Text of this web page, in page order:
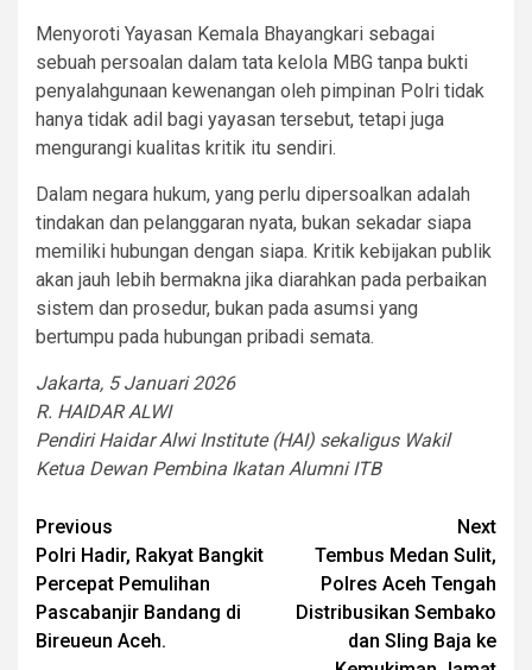
Menyoroti Yayasan Kemala Bhayangkari sebagai
sebuah persoalan dalam tata kelola MBG tanpa bukti
penyalahgunaan kewenangan oleh pimpinan Polri tidak
hanya tidak adil bagi yayasan tersebut, tetapi juga
mengurangi kualitas kritik itu sendiri.
Dalam negara hukum, yang perlu dipersoalkan adalah
tindakan dan pelanggaran nyata, bukan sekadar siapa
memiliki hubungan dengan siapa. Kritik kebijakan publik
akan jauh lebih bermakna jika diarahkan pada perbaikan
sistem dan prosedur, bukan pada asumsi yang
bertumpu pada hubungan pribadi semata.
Jakarta, 5 Januari 2026
R. HAIDAR ALWI
Pendiri Haidar Alwi Institute (HAI) sekaligus Wakil
Ketua Dewan Pembina Ikatan Alumni ITB
Post
navigation
Previous
Polri Hadir, Rakyat Bangkit
Percepat Pemulihan
Pascabanjir Bandang di
Bireueun Aceh.
Next
Tembus Medan Sulit,
Polres Aceh Tengah
Distribusikan Sembako
dan Sling Baja ke